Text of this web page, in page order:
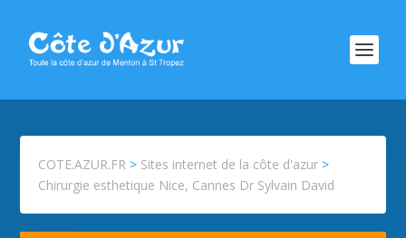
COTE.AZUR.FR > Sites internet de la côte d'azur >
Chirurgie esthetique Nice, Cannes Dr Sylvain David